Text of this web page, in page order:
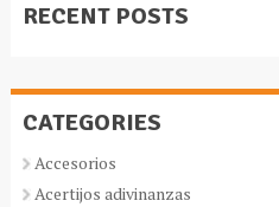
RECENT POSTS
CATEGORIES
Accesorios
Acertijos adivinanzas